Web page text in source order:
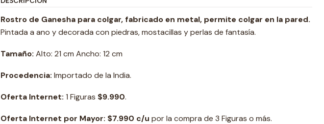
Rostro de Ganesha para colgar, fabricado en metal, permite colgar en la pared.
Pintada a ano y decorada con piedras, mostacillas y perlas de fantasía.
Tamaño: Alto: 21 cm Ancho: 12 cm
Procedencia: Importado de la India.
Oferta Internet: 1 Figuras $9.990.
Oferta Internet por Mayor: $7.990 c/u por la compra de 3 Figuras o más.